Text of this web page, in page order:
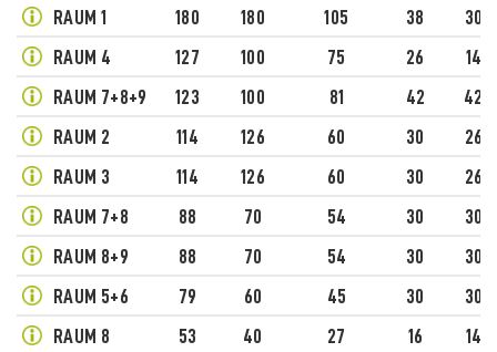
RAUM 1 180 180 105 38
30
RAUM 4
127 100 75 26
14
RAUM 7+8+9
123 100 81 42
42
RAUM 2
114 126 60 30
26
RAUM 3
114 126 60 30
26
RAUM 7+8
88 70 54 30
30
RAUM 8+9
88 70 54 30
30
RAUM 5+6
79 60 45 30
30
RAUM 8
53 40 27 16
14